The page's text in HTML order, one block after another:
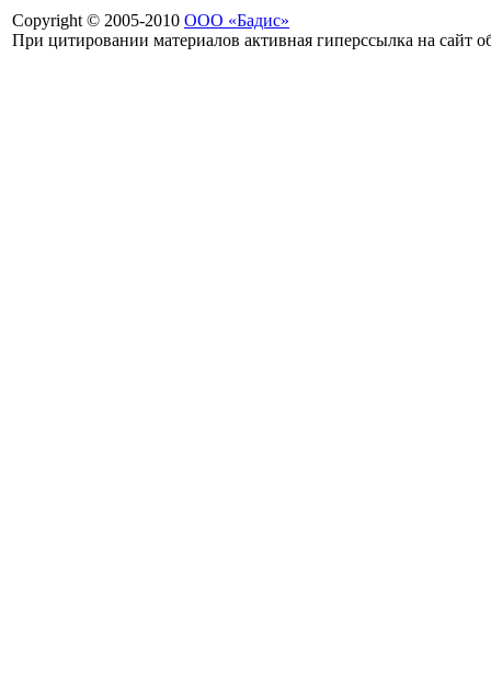
Copyright © 2005-2010 ООО «Бадис»
При цитировании материалов активная гиперссылка на сайт